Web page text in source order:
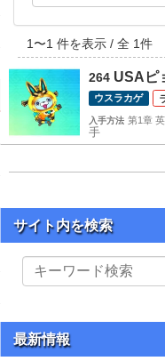
1 〜1 件を表示 / 全 1件
264 USAピ
ウスラカゲ
入手方法 第1章
手
サイト内を検索
イ
を
検
最新情報